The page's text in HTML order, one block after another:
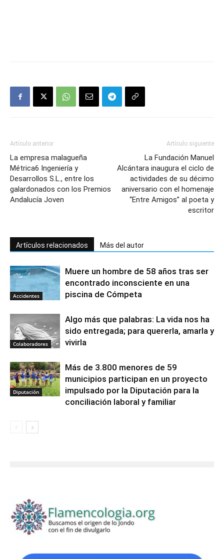
Artículo anterior
La empresa malagueña
Métrica6 Ingeniería y
Desarrollos S.L., entre los
galardonados con los Premios
Andalucía Joven
Artículo siguiente
La Fundación Manuel
Alcántara inaugura el ciclo de
actividades de su décimo
aniversario con el homenaje
“Entre Amigos” al poeta y
escritor
Artículos relacionados Más del autor
Accidentes
Muere un hombre de 58 años tras ser
encontrado inconsciente en una
piscina de Cómpeta
Colaboradores
Algo más que palabras: La vida nos ha
sido entregada; para quererla, amarla y
vivirla
Diputación
Más de 3.800 menores de 59
municipios participan en un proyecto
impulsado por la Diputación para la
conciliación laboral y familiar